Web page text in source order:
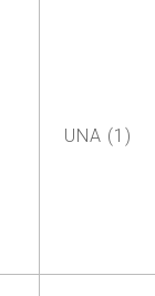
UNA (1)